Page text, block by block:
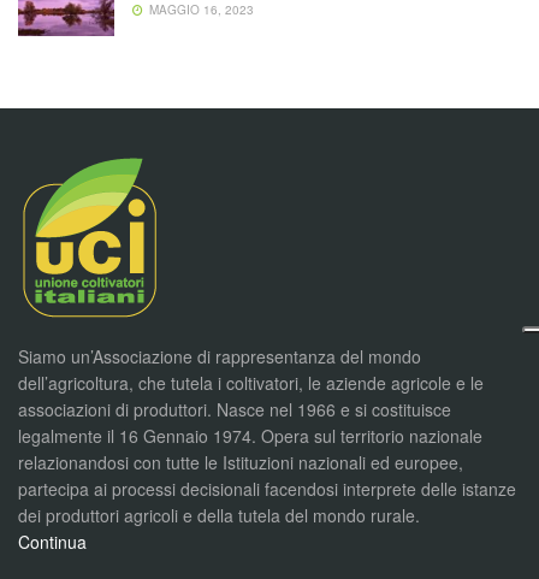
MAGGIO 16, 2023
Siamo un’Associazione di rappresentanza del mondo
dell’agricoltura, che tutela i coltivatori, le aziende agricole e le
associazioni di produttori. Nasce nel 1966 e si costituisce
legalmente il 16 Gennaio 1974. Opera sul territorio nazionale
relazionandosi con tutte le Istituzioni nazionali ed europee,
partecipa ai processi decisionali facendosi interprete delle istanze
dei produttori agricoli e della tutela del mondo rurale.
Continua